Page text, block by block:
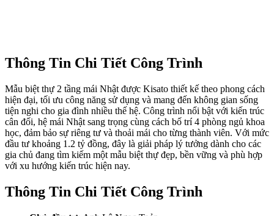
Thông Tin Chi Tiết Công Trình
Mẫu biệt thự 2 tầng mái Nhật được Kisato thiết kế theo phong cách
hiện đại, tối ưu công năng sử dụng và mang đến không gian sống
tiện nghi cho gia đình nhiều thế hệ. Công trình nổi bật với kiến trúc
cân đối, hệ mái Nhật sang trọng cùng cách bố trí 4 phòng ngủ khoa
học, đảm bảo sự riêng tư và thoải mái cho từng thành viên. Với mức
đầu tư khoảng 1.2 tỷ đồng, đây là giải pháp lý tưởng dành cho các
gia chủ đang tìm kiếm một mẫu biệt thự đẹp, bền vững và phù hợp
với xu hướng kiến trúc hiện nay.
Thông Tin Chi Tiết Công Trình